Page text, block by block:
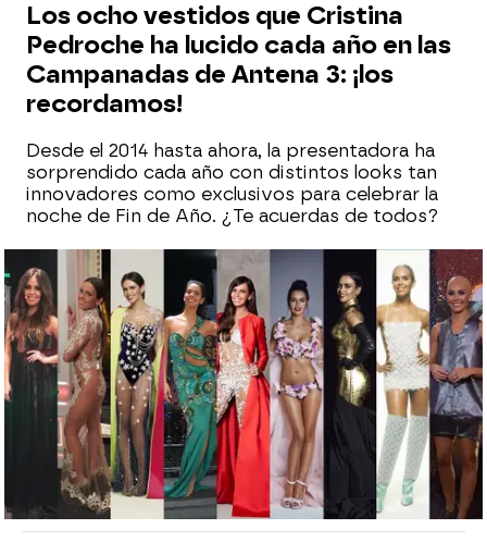
Los ocho vestidos que Cristina
Pedroche ha lucido cada año en las
Campanadas de Antena 3: ¡los
recordamos!
Desde el 2014 hasta ahora, la presentadora ha
sorprendido cada año con distintos looks tan
innovadores como exclusivos para celebrar la
noche de Fin de Año. ¿Te acuerdas de todos?